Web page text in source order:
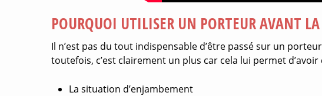
POURQUOI UTILISER UN PORTEUR AVANT
Il n’est pas du tout indispensable d’être passé sur un
toutefois, c’est clairement un plus car cela lui permet
La situation d’enjambement